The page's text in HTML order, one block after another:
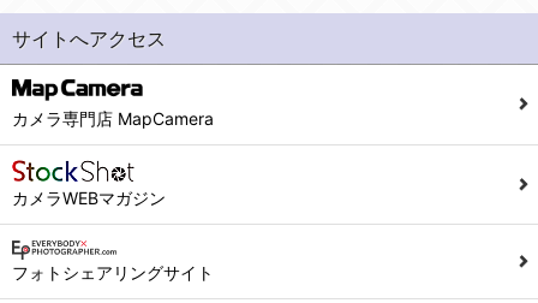
サイトへアクセス
カメラ専門店 MapCamera
カメラWEBマガジン
フォトシェアリングサイト